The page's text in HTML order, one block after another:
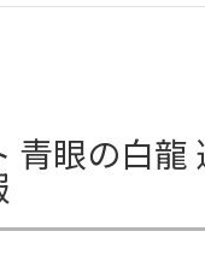
青眼の白龍